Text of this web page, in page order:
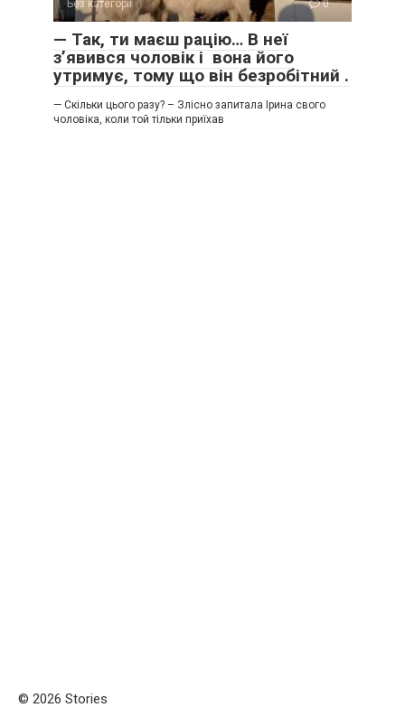
Без категорії 0
— Так, ти маєш рацію… В неї
з’явився чоловік і вона його
утримує, тому що він безробітний .
— Скільки цього разу? – Злісно запитала Ірина свого
чоловіка, коли той тільки приїхав
© 2026 Stories